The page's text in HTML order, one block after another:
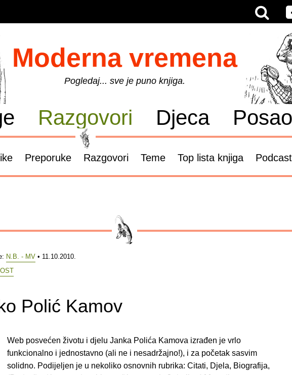
Moderna vremena
Pogledaj... sve je puno knjiga.
Razgovori Djeca Posao
Preporuke Razgovori Teme Top lista knjiga Podcast
N.B. - MV • 11.10.2010.
Polić Kamov
Web posvećen životu i djelu Janka Polića Kamova izrađen je vrlo
funkcionalno i jednostavno (ali ne i nesadržajno!), i za početak sasvim
solidno. Podijeljen je u nekoliko osnovnih rubrika: Citati, Djela, Biografija,